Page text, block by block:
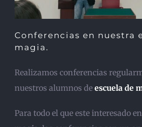
Conferencias en nuestra
magia.
Realizamos conferencias
nuestros alumnos de escuela de
Para todo el que este interesado en